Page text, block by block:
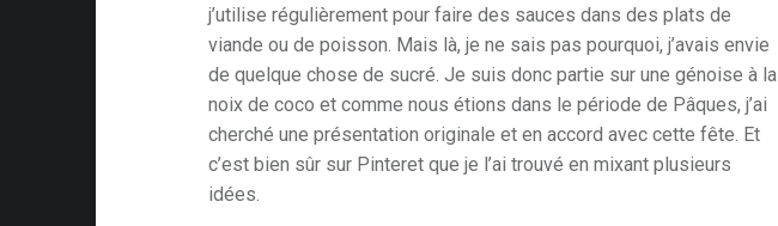
j’utilise régulièrement pour faire des sauces dans des plats de
viande ou de poisson. Mais là, je ne sais pas pourquoi, j’avais envie
de quelque chose de sucré. Je suis donc partie sur une génoise à la
noix de coco et comme nous étions dans le période de Pâques, j’ai
cherché une présentation originale et en accord avec cette fête. Et
c’est bien sûr sur Pinteret que je l’ai trouvé en mixant plusieurs
idées.